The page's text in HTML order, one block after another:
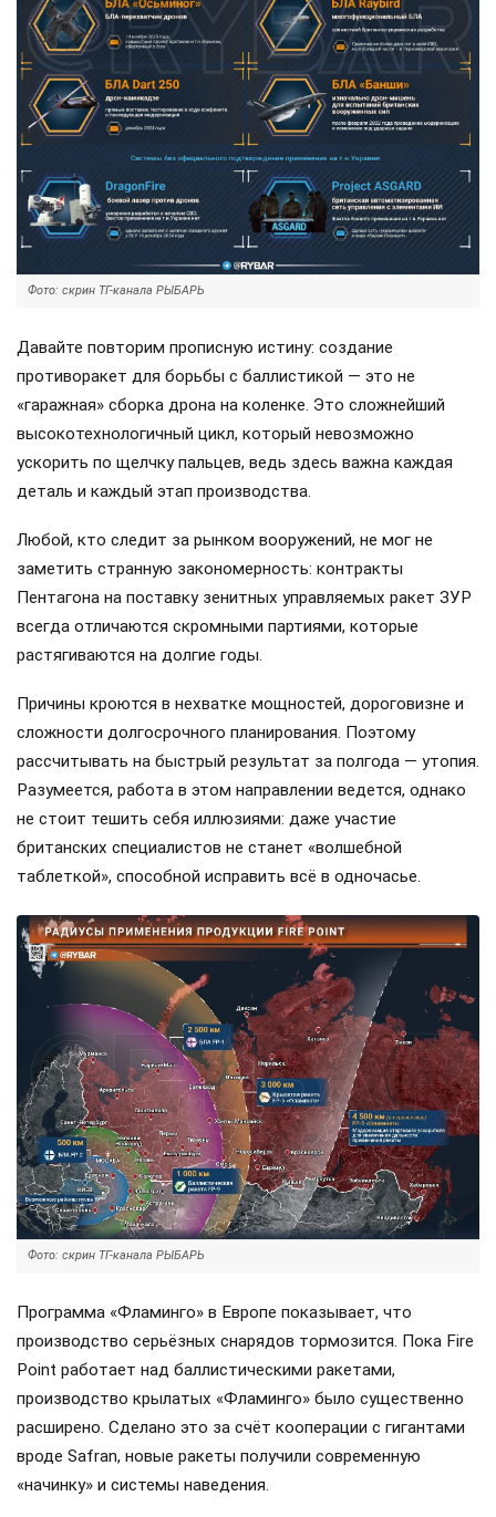
Фото: скрин ТГ-канала РЫБАРЬ
Давайте повторим прописную истину: создание
противоракет для борьбы с баллистикой — это не
«гаражная» сборка дрона на коленке. Это сложнейший
высокотехнологичный цикл, который невозможно
ускорить по щелчку пальцев, ведь здесь важна каждая
деталь и каждый этап производства.
Любой, кто следит за рынком вооружений, не мог не
заметить странную закономерность: контракты
Пентагона на поставку зенитных управляемых ракет ЗУР
всегда отличаются скромными партиями, которые
растягиваются на долгие годы.
Причины кроются в нехватке мощностей, дороговизне и
сложности долгосрочного планирования. Поэтому
рассчитывать на быстрый результат за полгода — утопия.
Разумеется, работа в этом направлении ведется, однако
не стоит тешить себя иллюзиями: даже участие
британских специалистов не станет «волшебной
таблеткой», способной исправить всё в одночасье.
Фото: скрин ТГ-канала РЫБАРЬ
Программа «Фламинго» в Европе показывает, что
производство серьёзных снарядов тормозится. Пока Fire
Point работает над баллистическими ракетами,
производство крылатых «Фламинго» было существенно
расширено. Сделано это за счёт кооперации с гигантами
вроде Safran, новые ракеты получили современную
«начинку» и системы наведения.